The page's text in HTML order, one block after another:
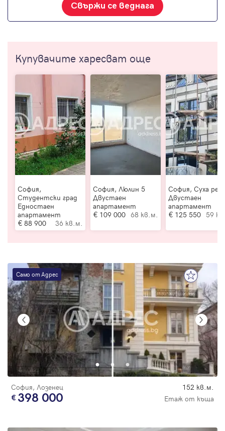
Свържи се веднага
Купувачите харесват още
София,
Студентски град
Едностаен
апартамент
88 900
36 кв.м.
София, Люлин 5
Двустаен
апартамент
109 000 68 кв.м.
София, Суха река
Двустаен
апартамент
125 550 59
Само от Адрес
София, Лозенец 152 кв.м.
398 000 Етаж от къща